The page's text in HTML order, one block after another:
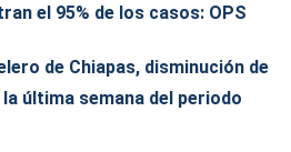
el 95% de los casos: OPS
de Chiapas, disminución de
última semana del periodo